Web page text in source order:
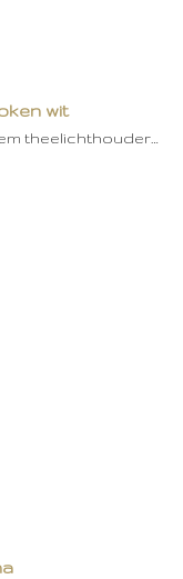
wit
theelichthouder…